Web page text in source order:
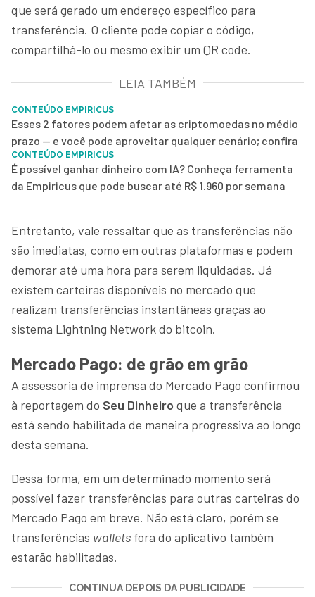
que será gerado um endereço específico para
transferência. O cliente pode copiar o código,
compartilhá-lo ou mesmo exibir um QR code.
LEIA TAMBÉM
CONTEÚDO EMPIRICUS
Esses 2 fatores podem afetar as criptomoedas no médio
prazo — e você pode aproveitar qualquer cenário; confira
CONTEÚDO EMPIRICUS
É possível ganhar dinheiro com IA? Conheça ferramenta
da Empiricus que pode buscar até R$ 1.960 por semana
Entretanto, vale ressaltar que as transferências não
são imediatas, como em outras plataformas e podem
demorar até uma hora para serem liquidadas. Já
existem carteiras disponíveis no mercado que
realizam transferências instantâneas graças ao
sistema Lightning Network do bitcoin.
Mercado Pago: de grão em grão
A assessoria de imprensa do Mercado Pago confirmou
à reportagem do Seu Dinheiro que a transferência
está sendo habilitada de maneira progressiva ao longo
desta semana.
Dessa forma, em um determinado momento será
possível fazer transferências para outras carteiras do
Mercado Pago em breve. Não está claro, porém se
transferências wallets fora do aplicativo também
estarão habilitadas.
CONTINUA DEPOIS DA PUBLICIDADE